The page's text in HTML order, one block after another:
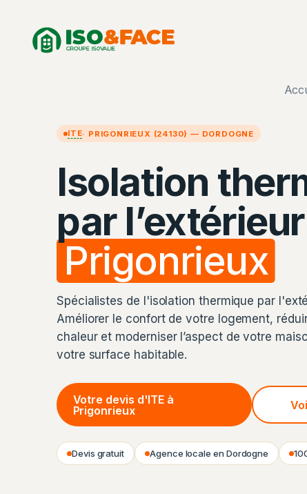
contenu
ITE· PRIGONRIEUX (24130) — DORDOGNE
Isolation
par l’extérieur
Prigonrieux
Spécialistes de l'isolation thermique par
Améliorer le confort de votre logement,
chaleur et moderniser l’aspect de votre
votre surface habitable.
Votre devis d'ITE à
Prigonrieux
Devis gratuit Agence locale en Dordogne